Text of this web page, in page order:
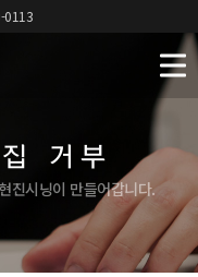
0113
거부
진시닝이 만들어갑니다.